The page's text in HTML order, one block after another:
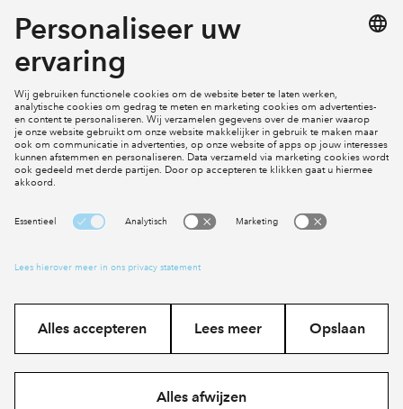
Projecten
Inloggen
Cookies
Privacy statement